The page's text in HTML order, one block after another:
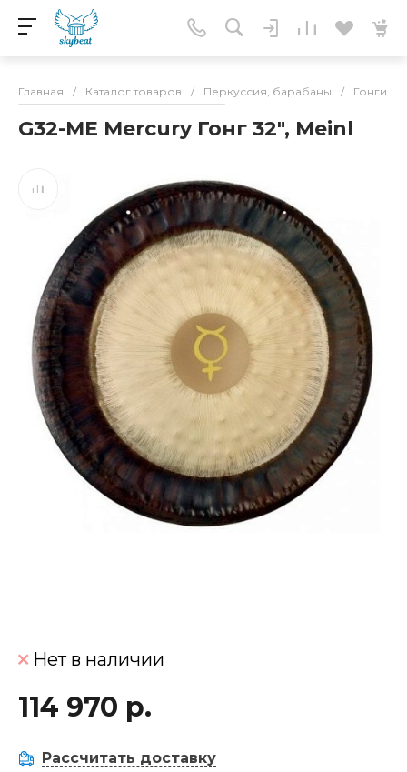
Главная / Каталог товаров / Перкуссия, барабаны / Гонги
G32-ME Mercury Гонг 32", Meinl
Нет в наличии
114 970 р.
Рассчитать доставку